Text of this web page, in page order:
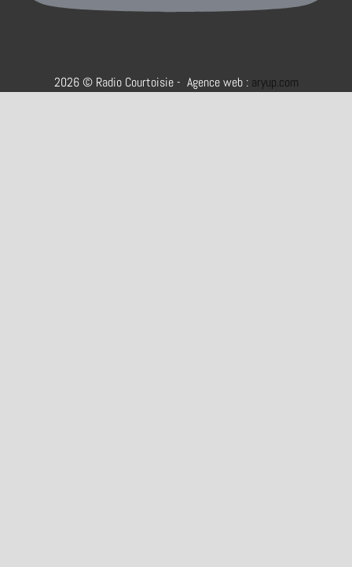
2026 © Radio Courtoisie - Agence web : aryup.com